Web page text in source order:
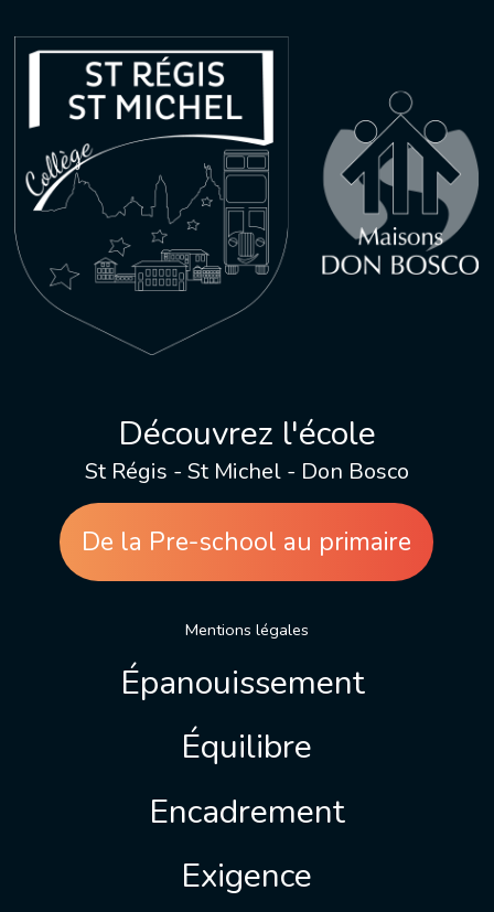
Découvrez l'école
St Régis - St Michel - Don Bosco
De la Pre-school au primaire
Mentions légales
Épanouissement
Équilibre
Encadrement
Exigence